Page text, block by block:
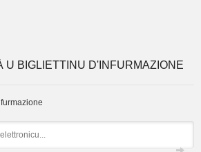
U BIGLIETTINU D'INFURMAZIONE